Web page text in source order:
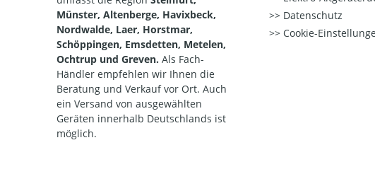
Münster, Altenberge, Havixbeck,
Nordwalde, Laer, Horstmar,
Schöppingen, Emsdetten, Metelen,
Ochtrup und Greven. Als Fach-
Händler empfehlen wir Ihnen die
Beratung und Verkauf vor Ort. Auch
ein Versand von ausgewählten
Geräten innerhalb Deutschlands ist
möglich.
Datenschutz
Cookie-